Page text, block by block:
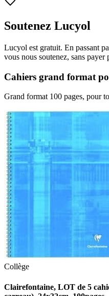
Soutenez Lucyol
Lucyol est gratuit. En passant
vous nous soutenez, sans payer
Cahiers grand format
Grand format 100 pages, pour
Collège
Clairefontaine, LOT de 5